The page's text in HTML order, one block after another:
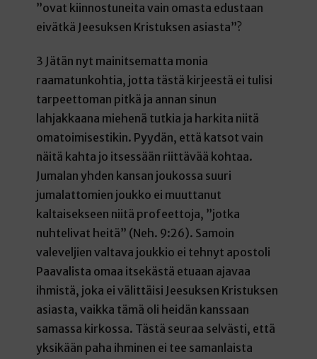
”ovat kiinnostuneita vain omasta edustaan
eivätkä Jeesuksen Kristuksen asiasta”?
3 Jätän nyt mainitsematta monia
raamatunkohtia, jotta tästä kirjeestä ei tulisi
tarpeettoman pitkä ja annan sinun
lahjakkaana miehenä tutkia ja harkita niitä
omatoimisestikin. Pyydän, että katsot vain
näitä kahta jo itsessään riittävää kohtaa.
Jumalan yhden kansan joukossa suuri
jumalattomien joukko ei muuttanut
kaltaisekseen niitä profeettoja, ”jotka
nuhtelivat heitä” (Neh. 9:26). Samoin
valeveljien valtava joukkio ei tehnyt apostoli
Paavalista omaa itsekästä etuaan ajavaa
ihmistä, joka ei välittäisi Jeesuksen Kristuksen
asiasta, vaikka tämä oli heidän kanssaan
samassa kirkossa. Tästä seuraa selvästi, että
yksikään paha ihminen ei tee samanlaista